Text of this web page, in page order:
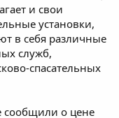
и свои
установки,
в себя различные
служб,
спасательных
сообщили о цене